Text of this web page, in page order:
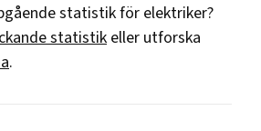
statistik för elektriker?
statistik eller utforska
.